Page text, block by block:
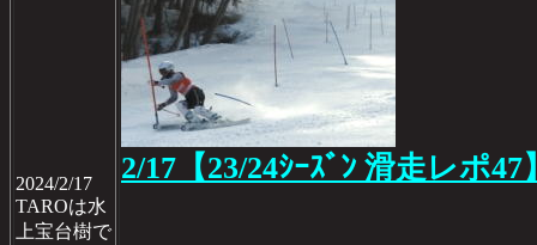
2024/2/17
TAROは水
上宝台樹で
2/17【23/24ｼｰｽﾞﾝ 滑走レポ47